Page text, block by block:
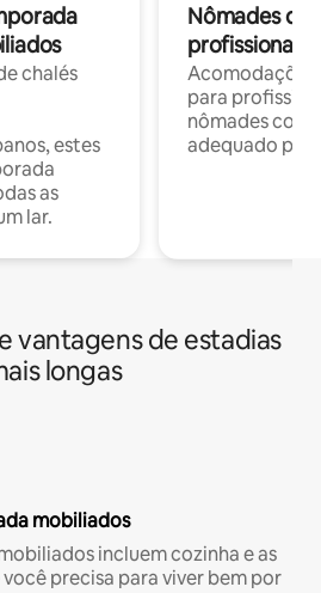
chalés
estes
as
lar.
Nômades
profissionais
para
nômades com
adequado
vantagens de estadias
longas
mobiliados
incluem cozinha e as
precisa para viver bem por